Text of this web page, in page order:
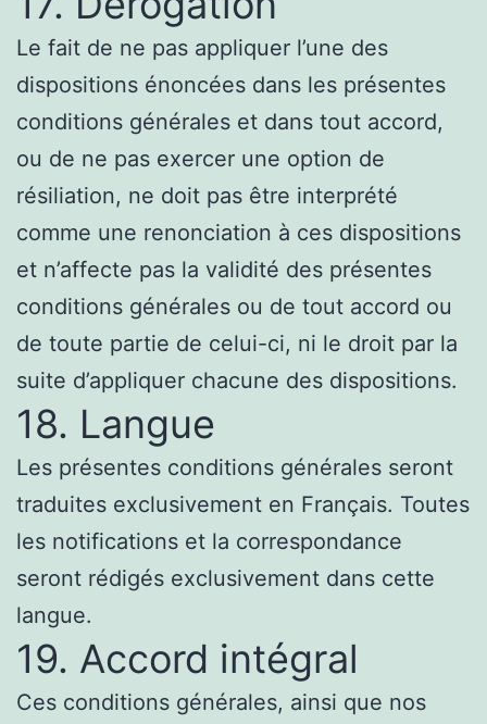
Le fait de ne pas appliquer l’une des
dispositions énoncées dans les présentes
conditions générales et dans tout accord,
ou de ne pas exercer une option de
résiliation, ne doit pas être interprété
comme une renonciation à ces dispositions
et n’affecte pas la validité des présentes
conditions générales ou de tout accord ou
de toute partie de celui-ci, ni le droit par la
suite d’appliquer chacune des dispositions.
18. Langue
Les présentes conditions générales seront
traduites exclusivement en Français. Toutes
les notifications et la correspondance
seront rédigés exclusivement dans cette
langue.
19. Accord intégral
Ces conditions générales, ainsi que nos